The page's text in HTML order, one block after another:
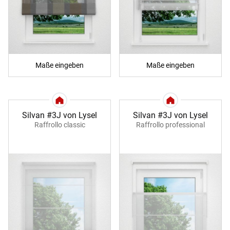
Maße eingeben Maße eingeben
Silvan #3J von Lysel
Raffrollo classic
Silvan #3J von Lysel
Raffrollo professional